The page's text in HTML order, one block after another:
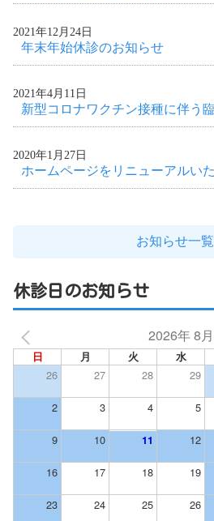
2021年12月24日
年末年始休診のお知らせ
2021年4月11日
新型コロナワクチン接種に伴う
2020年1月27日
ホームページをリニューアルい
お知らせ一
休診日のお知らせ
2026年 8月
日 月 火 水
26 27 28 29
2 3 4 5
9 10 11 12
16 17 18 19
23 24 25 26